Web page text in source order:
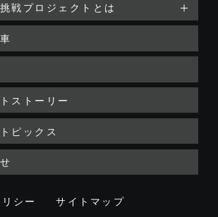
戦プロジェクトとは
ストーリー
ピックス
シー サイトマップ